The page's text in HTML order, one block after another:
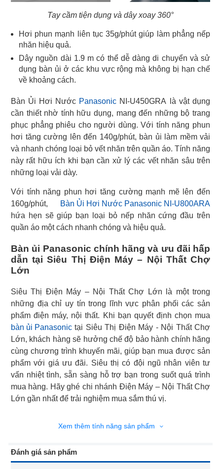
Tay cầm tiện dụng và dây xoay 360°
Hơi phun mạnh liên tục 35g/phút giúp làm phẳng nếp
nhăn hiệu quả.
Dây nguồn dài 1.9 m có thể dễ dàng di chuyển và sử
dụng bàn ủi ở các khu vực rộng mà không bị hạn chế
về khoảng cách.
Bàn Ủi Hơi Nước Panasonic NI-U450GRA là vật dụng
cần thiết nhờ tính hữu dụng, mang đến những bộ trang
phục phẳng phiêu cho người dùng. Với tính năng phun
hơi tăng cường lên đến 140g/phút, bàn ủi làm mềm vải
và nhanh chóng loại bỏ vết nhăn trên quần áo. Tính năng
này rất hữu ích khi bạn cần xử lý các vết nhăn sâu trên
những loại vải dày.
Với tính năng phun hơi tăng cường mạnh mẽ lên đến
160g/phút,
Bàn Ủi Hơi Nước Panasonic NI-U800ARA
hứa hẹn sẽ giúp bạn loại bỏ nếp nhăn cứng đầu trên
quần áo một cách nhanh chóng và hiệu quả.
Bàn ủi Panasonic chính hãng và ưu đãi hấp
dẫn tại Siêu Thị Điện Máy – Nội Thất Chợ
Lớn
Siêu Thị Điện Máy – Nội Thất Chợ Lớn là một trong
những địa chỉ uy tín trong lĩnh vực phân phối các sản
bàn ủi Panasonic tại Siêu Thị Điện Máy - Nội Thất Chợ
Lớn, khách hàng sẽ hưởng chế độ bảo hành chính hãng
cùng chương trình khuyến mãi, giúp bạn mua được sản
phẩm với giá ưu đãi. Siêu thị có đội ngũ nhân viên tư
vấn nhiệt tình, sẵn sàng hỗ trợ bạn trong suốt quá trình
mua hàng. Hãy ghé chi nhánh Điện Máy – Nội Thất Chợ
Lớn gần nhất để trải nghiệm mua sắm thú vị.
Xem thêm tính năng sản phẩm
Đánh giá sản phẩm